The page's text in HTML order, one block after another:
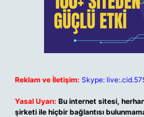
Reklam ve İletişim: Skype:
Yasal Uyarı: Bu internet sitesi,
şirketi ile hiçbir bağlantısı